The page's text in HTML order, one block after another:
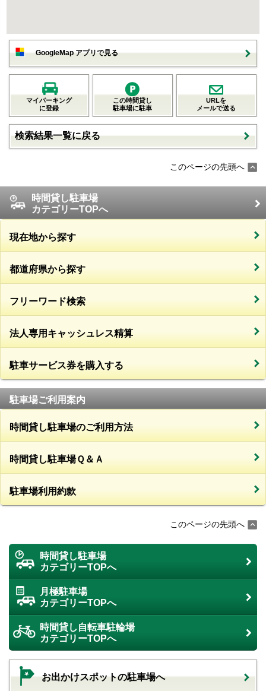
GoogleMap アプリで見る
マイパーキング
に登録
この時間貸し
駐車場に駐車
URLを
メールで送る
検索結果一覧に戻る
このページの先頭へ
時間貸し駐車場
カテゴリーTOPへ
現在地から探す
都道府県から探す
フリーワード検索
法人専用キャッシュレス精算
駐車サービス券を購入する
駐車場ご利用案内
時間貸し駐車場のご利用方法
時間貸し駐車場Ｑ＆Ａ
駐車場利用約款
このページの先頭へ
時間貸し駐車場
カテゴリーTOPへ
月極駐車場
カテゴリーTOPへ
時間貸し自転車駐輪場
カテゴリーTOPへ
お出かけスポットの駐車場へ